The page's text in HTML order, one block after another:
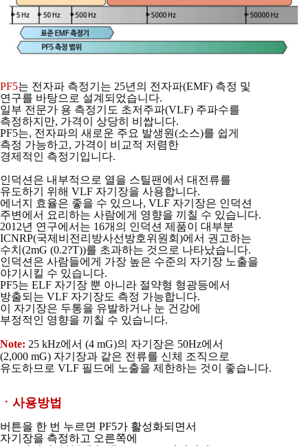
PF5는 전자파 측정기는 25년의 전자파(EMF) 측정 및
연구를 바탕으로 설계되었습니다.
일부 전문가 용 측정기도 초저주파(VLF) 주파수를
측정하지만, 가격이 상당히 비쌉니다.
PF5는, 전자파의 새로운 주요 발생원(소스)를 쉽게
측정 가능하고, 가격이 비교적 저렴한
경제적인 측정기입니다.
인덕션은 내부적으로 열을 스틸팬에서 대전류를
유도하기 위해 VLF 자기장을 사용합니다.
에너지 효율은 좋을 수 있으나, VLF 자기장은 인덕션
주변에서 요리하는 사람에게 영향을 끼칠 수 있습니다.
2012년 연구에서는 16개의 인덕션 제품이 대부분
ICNRP(국제비전리방사선방호위원회)에서 권고하는
수치(2mG (0.2?T))를 초과하는 것으로 나타났습니다.
인덕션은 사람들에게 가장 높은 수준의 자기장 노출을
야기시킬 수 있습니다.
PF5는 ELF 자기장 뿐 아니라 절약형 형광등에서
방출되는 VLF 자기장도 측정 가능합니다.
이 자기장은 두통을 유발하거나 눈 건강에
부정적인 영향을 끼칠 수 있습니다.
Note: 25 kHz에서 (4 mG)의 자기장은 50Hz에서
(2,000 mG) 자기장과 같은 전류를 신체 조직으로
유도하므로 VLF 필드에 노출을 제한하는 것이 좋습니다.
ㆍ사용방법
버튼을 한 번 누르면 PF5가 활성화되면서
자기장을 측정하고 오른쪽에